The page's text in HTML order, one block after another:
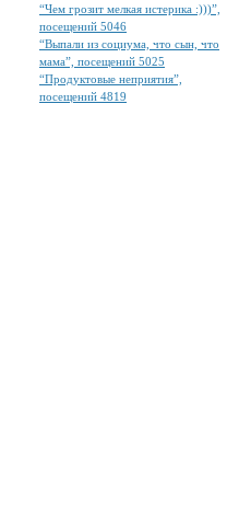
“Чем грозит мелкая истерика :)))”,
посещений 5046
“Выпали из социума, что сын, что
мама”, посещений 5025
“Продуктовые неприятия”,
посещений 4819